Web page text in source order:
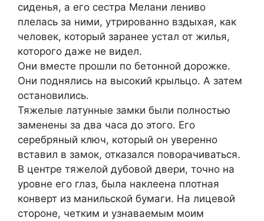
сиденья, а его сестра Мелани лениво
плелась за ними, утрированно вздыхая, как
человек, который заранее устал от жилья,
которого даже не видел.
Они вместе прошли по бетонной дорожке.
Они поднялись на высокий крыльцо. А затем
остановились.
Тяжелые латунные замки были полностью
заменены за два часа до этого. Его
серебряный ключ, который он уверенно
вставил в замок, отказался поворачиваться.
В центре тяжелой дубовой двери, точно на
уровне его глаз, была наклеена плотная
конверт из манильской бумаги. На лицевой
стороне, четким и узнаваемым моим